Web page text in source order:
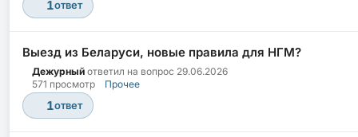
1ответ
Выезд из Беларуси, новые правила для НГМ?
Дежурный ответил на вопрос 29.06.2026
571 просмотр
Прочее
1ответ